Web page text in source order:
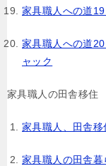
家具職人への道
家具職人への道
ャック
家具職人の田舎移住
家具職人、田舎
家具職人の田舎